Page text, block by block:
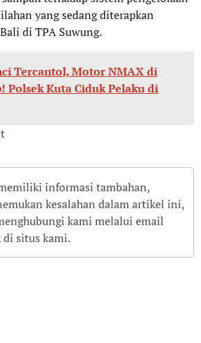
yang sedang diterapkan
di TPA Suwung.
Tercantol, Motor NMAX di
Polsek Kuta Ciduk Pelaku di
informasi tambahan,
kesalahan dalam artikel ini,
kami melalui email
situs kami.